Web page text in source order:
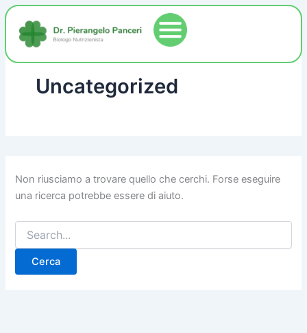
Vai
contenuto
Uncategorized
Non riusciamo a trovare quello che cerchi. Forse eseguire
una ricerca potrebbe essere di aiuto.
Cerca: